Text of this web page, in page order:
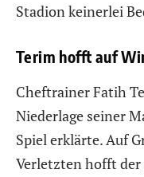
Stadion keinerlei
Terim hofft auf
Cheftrainer Fatih
Niederlage seiner
Spiel erklärte. Auf
Verletzten hofft der